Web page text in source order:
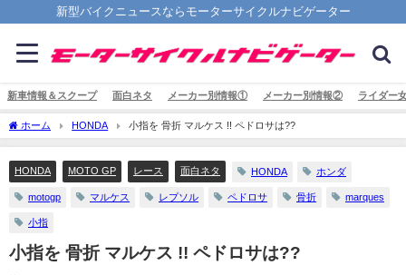
新型バイクニュースならモーターサイクルナビゲーター
新車情報＆スクープ 面白ネタ メーカー別情報① メーカー別情報② ライダー
ホーム HONDA 小指を 骨折 マルケス !! ペドロサは??
HONDA MOTO GP レース 面白ネタ HONDA ホンダ
motogp マルケス レプソル ペドロサ 骨折 marques
小指
小指を 骨折 マルケス !! ペドロサは??